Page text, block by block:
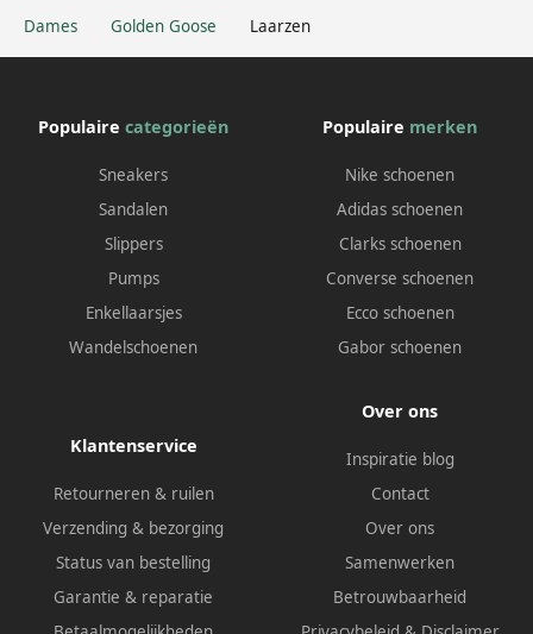
Dames Golden Goose Laarzen
Populaire categorieën
Sneakers
Sandalen
Slippers
Pumps
Enkellaarsjes
Wandelschoenen
Populaire merken
Nike schoenen
Adidas schoenen
Clarks schoenen
Converse schoenen
Ecco schoenen
Gabor schoenen
Klantenservice
Retourneren & ruilen
Verzending & bezorging
Status van bestelling
Garantie & reparatie
Over ons
Inspiratie blog
Contact
Over ons
Samenwerken
Betrouwbaarheid